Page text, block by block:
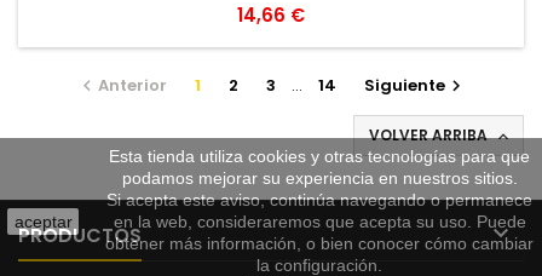
Precio
14,66 €
 Anterior 1 2 3 … 14 Siguiente
VOLVER ARRIBA
PRODUCTOS 
aceptar
Esta tienda utiliza cookies y otras tecnologías para que
podamos mejorar su experiencia en nuestros sitios.
Si acepta este aviso, continúa navegando o permanece
en la web, consideraremos que acepta su uso. Puede
obtener más información, o bien conocer cómo cambiar
la configuración.